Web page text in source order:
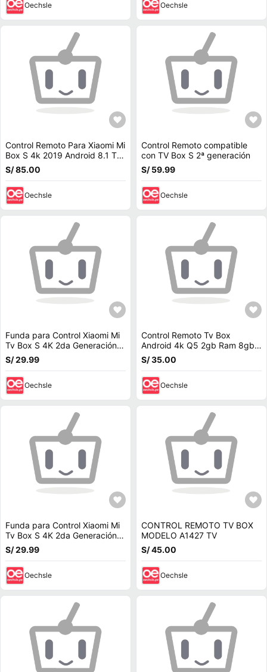
Oechsle Oechsle
Control Remoto Para Xiaomi Mi
Box S 4k 2019 Android 8.1 Tv
-
S/ 85.00
Oechsle
Control Remoto compatible
con TV Box S 2ª generación
S/ 59.99
Oechsle
Funda para Control Xiaomi Mi
Tv Box S 4K 2da Generación
Azul
S/ 29.99
Oechsle
Control Remoto Tv Box
Android 4k Q5 2gb Ram 8gb
Hdmi Android
S/ 35.00
Oechsle
Funda para Control Xiaomi Mi
Tv Box S 4K 2da Generación
Azul Marino
S/ 29.99
Oechsle
CONTROL REMOTO TV BOX
MODELO A1427 TV
S/ 45.00
Oechsle